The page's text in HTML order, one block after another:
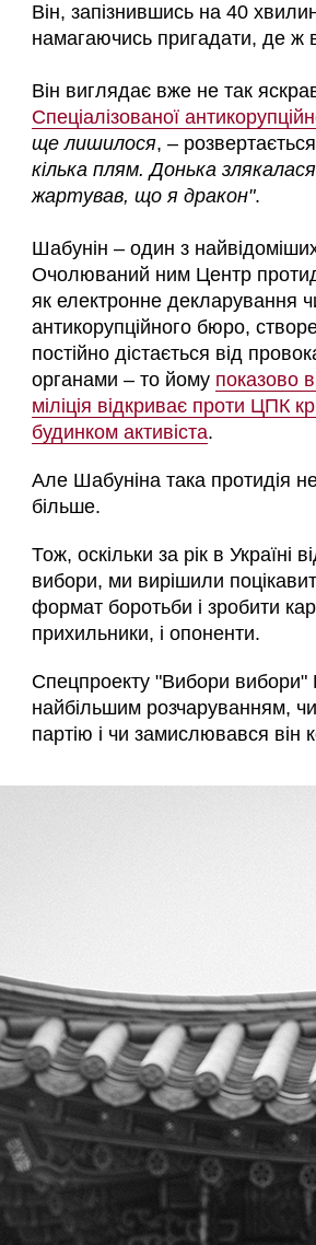
Він, запізнившись на 40
намагаючись пригадати, де ж
Він виглядає вже не так
Спеціалізованої
ще лишилося, –
кілька плям. Донька
жартував, що я дракон".
Шабунін – один з
Очолюваний ним Центр
як електронне декларування
антикорупційного бюро,
постійно дістається від
органами – то йому показово
міліція відкриває проти ЦПК
будинком активіста.
Але Шабуніна така протидія
більше.
Тож, оскільки за рік в Україні
вибори, ми вирішили
формат боротьби і зробити
прихильники, і опоненти.
Спецпроекту "Вибори вибори"
найбільшим розчаруванням,
партію і чи замислювався він